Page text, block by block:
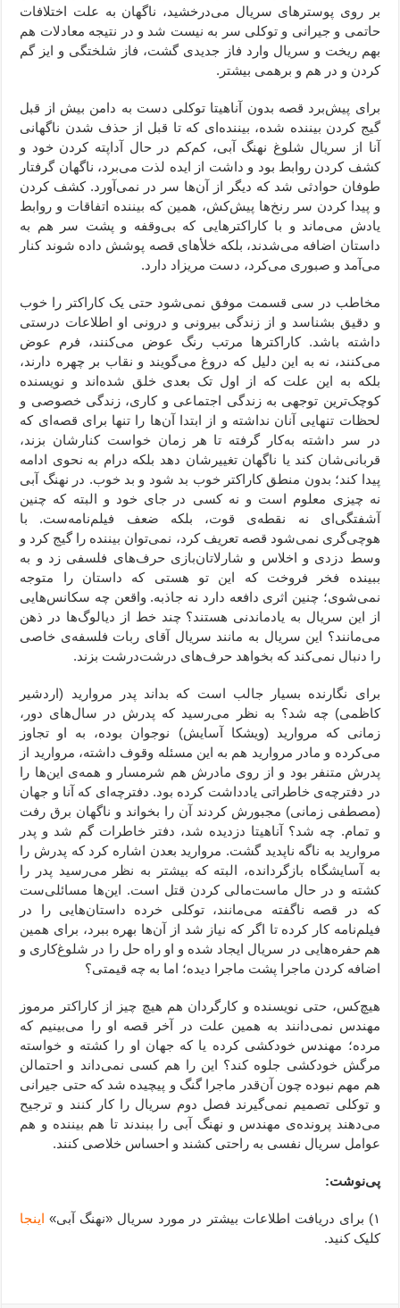
بر روی پوسترهای سریال می‌درخشید، ناگهان به علت اختلافات
حاتمی و جیرانی و توکلی سر به نیست شد و در نتیجه معادلات هم
بهم ریخت و سریال وارد فاز جدیدی گشت، فاز شلختگی و ایز گم
کردن و در هم و برهمی بیشتر.
برای پیش‌برد قصه بدون آناهیتا توکلی دست به دامن بیش از قبل
گیج کردن بیننده شده،‌ بیننده‌ای که تا قبل از حذف شدن ناگهانی
آنا از سریال شلوغ نهنگ آبی، کم‌کم در حال آداپته کردن خود و
کشف کردن روابط بود و داشت از ایده لذت می‌برد، ناگهان گرفتار
طوفان حوادثی شد که دیگر از آن‌ها سر در نمی‌آورد. کشف کردن
و پیدا کردن سر رنخ‌ها پیش‌کش، همین که بیننده اتفاقات و روابط
یادش می‌ماند و با کاراکترهایی که بی‌وقفه و پشت سر هم به
داستان اضافه می‌شدند، بلکه خلأهای قصه پوشش داده شوند کنار
می‌آمد و صبوری می‌کرد، دست مریزاد دارد.
مخاطب در سی قسمت موفق نمی‌شود حتی یک کاراکتر را خوب
و دقیق بشناسد و از زندگی بیرونی و درونی او اطلاعات درستی
داشته باشد. کاراکترها مرتب رنگ عوض می‌کنند، فرم عوض
می‌کنند، نه به این دلیل که دروغ می‌گویند و نقاب بر چهره دارند،
بلکه به این علت که از اول تک بعدی خلق شده‌اند و نویسنده
کوچک‌ترین توجهی به زندگی اجتماعی و کاری، زندگی خصوصی و
لحظات تنهایی آنان نداشته و از ابتدا آن‌ها را تنها برای قصه‌ای که
در سر داشته به‌کار گرفته تا هر زمان خواست کنارشان بزند،
قربانی‌شان کند یا ناگهان تغییرشان دهد بلکه درام به نحوی ادامه
پیدا کند؛ بدون منطق کاراکتر خوب بد شود و بد خوب. در نهنگ آبی
نه چیزی معلوم است و نه کسی در جای خود و البته که چنین
آشفتگی‌ای نه نقطه‌ی قوت، بلکه ضعف فیلم‌نامه‌ست. با
هوچی‌گری نمی‌شود قصه تعریف کرد، نمی‌توان بیننده را گیج کرد و
وسط دزدی و اخلاس و شارلاتان‌بازی حرف‌های فلسفی زد و به
ببینده فخر فروخت که این تو هستی که داستان را متوجه
نمی‌شوی؛ چنین اثری دافعه دارد نه جاذبه. واقعن چه سکانس‌هایی
از این سریال به یادماندنی هستند؟ چند خط از دیالوگ‌ها در ذهن
می‌مانند؟ این سریال به مانند سریال آقای ربات فلسفه‌ی خاصی
را دنبال نمی‌کند که بخواهد حرف‌های درشت‌درشت بزند.
برای نگارنده بسیار جالب است که بداند پدر مروارید (اردشیر
کاظمی) چه شد؟ به نظر می‌رسید که پدرش در سال‌های دور،
زمانی که مروارید (ویشکا آسایش) نوجوان بوده، به او تجاوز
می‌کرده و مادر مروارید هم به این مسئله وقوف داشته، مروارید از
پدرش متنفر بود و از روی مادرش هم شرمسار و همه‌ی این‌ها را
در دفترچه‌ی خاطراتی یادداشت کرده بود. دفترچه‌ای که آنا و جهان
(مصطفی زمانی) مجبورش کردند آن را بخواند و ناگهان برق رفت
و تمام. چه شد؟ آناهیتا دزدیده شد، دفتر خاطرات گم شد و پدر
مروارید به ناگه ناپدید گشت. مروارید بعدن اشاره کرد که پدرش را
به آسایشگاه بازگردانده، البته که بیشتر به نظر می‌رسید پدر را
کشته و در حال ماست‌مالی کردن قتل است. این‌ها مسائلی‌ست
که در قصه ناگفته می‌مانند، توکلی خرده داستان‌‌هایی را در
فیلم‌نامه کار کرده تا اگر که نیاز شد از آن‌ها بهره ببرد، برای همین
هم حفره‌هایی در سریال ایجاد شده و او راه حل را در شلوغ‌کاری و
اضافه کردن ماجرا پشت ماجرا دیده؛ اما به چه قیمتی؟
هیچ‌کس، حتی نویسنده و کارگردان هم هیچ چیز از کاراکتر مرموز
مهندس نمی‌دانند به همین علت در آخر قصه او را می‌بینیم که
مرده؛ مهندس خودکشی کرده یا که جهان او را کشته و خواسته
مرگش خودکشی جلوه کند؟ این را هم کسی نمی‌داند و احتمالن
هم مهم نبوده چون آن‌قدر ماجرا گنگ و پیچیده شد که حتی جیرانی
و توکلی تصمیم نمی‌گیرند فصل دوم سریال را کار کنند و ترجیح
می‌دهند پرونده‌ی مهندس و نهنگ آبی را ببندند تا هم بیننده و هم
عوامل سریال نفسی به راحتی کشند و احساس خلاصی کنند.
پی‌نوشت:
۱) برای دریافت اطلاعات بیشتر در مورد سریال «نهنگ آبی»
اینجا
کلیک کنید.